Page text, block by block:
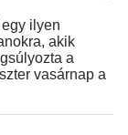
ilyen
akik
a
vasárnap a